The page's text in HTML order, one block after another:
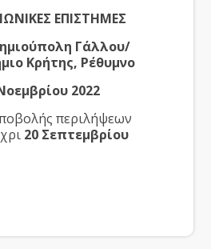
ΕΠΙΣΤΗΜΕΣ
Γάλλου/
Κρήτης, Ρέθυμνο
2022
περιλήψεων
20 Σεπτεμβρίου